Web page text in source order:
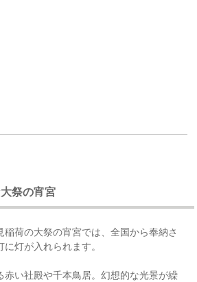
祭の宵宮
稲荷の大祭の宵宮では、全国から奉納さ
灯が入れられます。
赤い社殿や千本鳥居。幻想的な光景が繰